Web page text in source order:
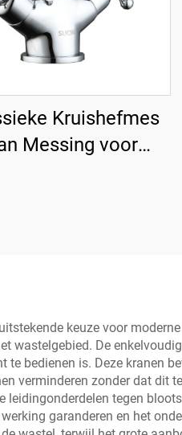
Kruishefmes
Messing voor
keuze voor
wastelgebied. De
bedienen is. Deze kranen
verminderen zonder dat dit
tegen
garanderen en het